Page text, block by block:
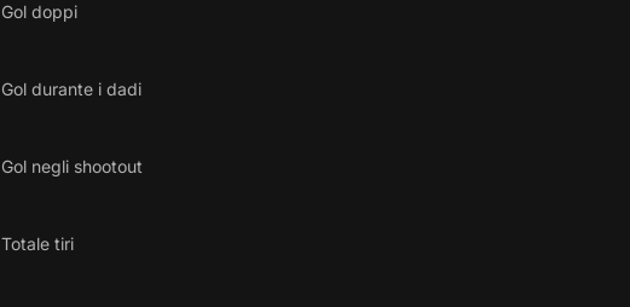
Gol doppi
Gol durante i dadi
Gol negli shootout
Totale tiri